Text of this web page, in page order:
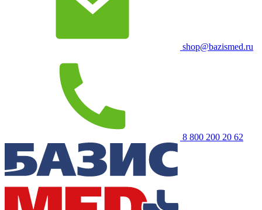
shop@bazismed.ru
8 800 200 20 62